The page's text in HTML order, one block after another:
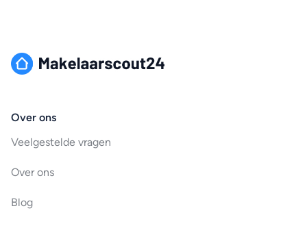
Over ons
Veelgestelde vragen
Over ons
Blog